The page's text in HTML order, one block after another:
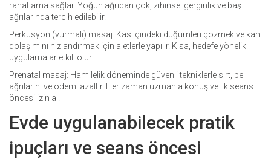
rahatlama sağlar. Yoğun ağrıdan çok, zihinsel gerginlik ve baş
ağrılarında tercih edilebilir.
Perküsyon (vurmalı) masaj: Kas içindeki düğümleri çözmek ve kan
dolaşımını hızlandırmak için aletlerle yapılır. Kısa, hedefe yönelik
uygulamalar etkili olur.
Prenatal masaj: Hamilelik döneminde güvenli tekniklerle sırt, bel
ağrılarını ve ödemi azaltır. Her zaman uzmanla konuş ve ilk seans
öncesi izin al.
Evde uygulanabilecek pratik
ipuçları ve seans öncesi